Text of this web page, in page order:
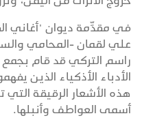
في مقدِّمة ديوان "أغاني
علي لقمان -المحامي
راسم التركي قد قام
الأدباء الأذكياء الذين
هذه الأشعار الرقيقة
أسمى العواطف وأنبلها.